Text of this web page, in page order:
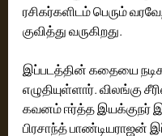
ரசிகர்களிடம் பெரும்
குவித்து வருகிறது.
இப்படத்தின் கதையை
எழுதியுள்ளார். விலங்கு
கவனம் ஈர்த்த இயக்குநர்
பிரசாந்த் பாண்டியராஜன்